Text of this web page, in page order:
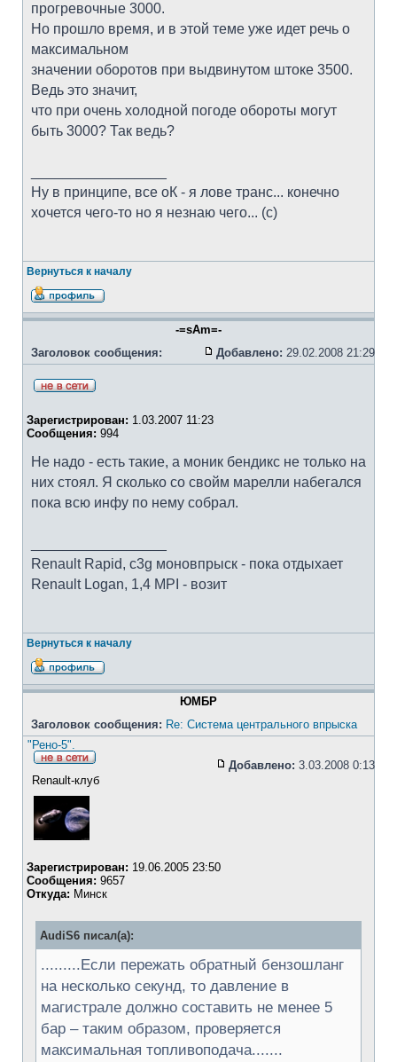
прогревочные 3000.
Но прошло время, и в этой теме уже идет речь о
максимальном
значении оборотов при выдвинутом штоке 3500.
Ведь это значит,
что при очень холодной погоде обороты могут
быть 3000? Так ведь?
Ну в принципе, все оК - я лове транс... конечно
хочется чего-то но я незнаю чего... (с)
Вернуться к началу
-=sAm=-
Заголовок сообщения:
Добавлено: 29.02.2008 21:29
Зарегистрирован: 1.03.2007 11:23
Сообщения: 994
Не надо - есть такие, а моник бендикс не только на
них стоял. Я сколько со свойм марелли набегался
пока всю инфу по нему собрал.
Renault Rapid, c3g моновпрыск - пока отдыхает
Renault Logan, 1,4 MPI - возит
Вернуться к началу
ЮМБР
Заголовок сообщения: Re: Система центрального впрыска
"Рено-5".
Добавлено: 3.03.2008 0:13
Renault-клуб
Зарегистрирован: 19.06.2005 23:50
Сообщения: 9657
Откуда: Минск
AudiS6 писал(а):
.........Если пережать обратный бензошланг
на несколько секунд, то давление в
магистрале должно составить не менее 5
бар – таким образом, проверяется
максимальная топливоподача.......